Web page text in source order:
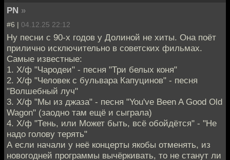
PN »
#6 | 04.12.25 22:12
Ну песни с 90-х годов у Долиной не хиты. Она поёт
прилично исключительно в советских фильмах.
Самые известные:
1. Х/ф "Чародеи" - песня "Три белых коня"
2. Х/ф "Человек с бульвара Капуцинов" - песня
"Волшебный луч"
3. Х/ф "Мы из джаза" - песня "You've Been A Good Old
Wagon" (заодно там ещё и сыграла)
4. Х/ф "Тень, или Может быть, всё обойдётся" - "Не
надо голову терять"
А если начали у неё концерты якобы отменять, из
новогодней программы вычёркивать, то не станут ли